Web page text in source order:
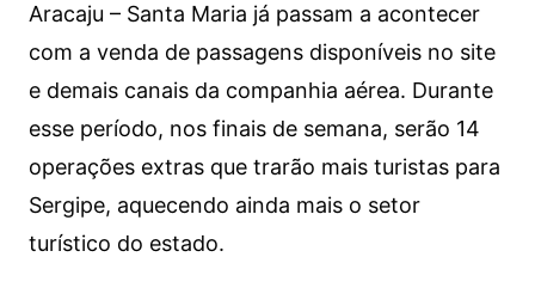
Aracaju – Santa Maria já passam a acontecer
com a venda de passagens disponíveis no site
e demais canais da companhia aérea. Durante
esse período, nos finais de semana, serão 14
operações extras que trarão mais turistas para
Sergipe, aquecendo ainda mais o setor
turístico do estado.